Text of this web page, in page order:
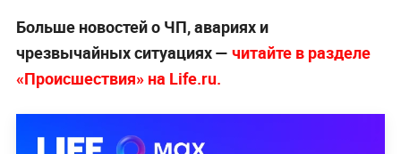
Больше новостей о ЧП, авариях и
чрезвычайных ситуациях — читайте в разделе
«Происшествия» на Life.ru.